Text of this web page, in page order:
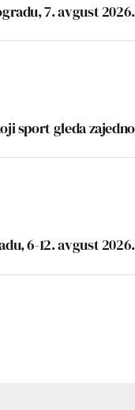
7. avgust 2026.
sport gleda zajedno
6-12. avgust 2026.